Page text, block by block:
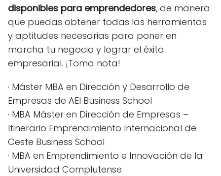
disponibles para emprendedores, de manera
que puedas obtener todas las herramientas
y aptitudes necesarias para poner en
marcha tu negocio y lograr el éxito
empresarial. ¡Toma nota!
· Máster MBA en Dirección y Desarrollo de
Empresas de AEI Business School
· MBA Máster en Dirección de Empresas –
Itinerario Emprendimiento Internacional de
Ceste Business School
· MBA en Emprendimiento e Innovación de la
Universidad Complutense